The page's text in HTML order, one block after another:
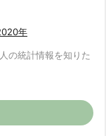
年
の統計情報を知りた